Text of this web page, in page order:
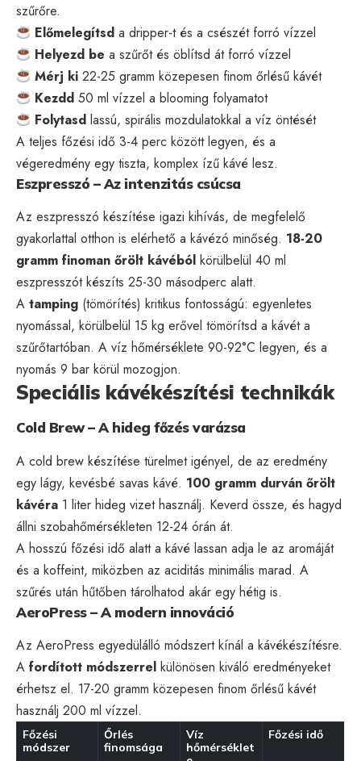
szűrőre.
Előmelegítsd a dripper-t és a csészét forró vízzel
Helyezd be a szűrőt és öblítsd át forró vízzel
Mérj ki 22-25 gramm közepesen finom őrlésű kávét
Kezdd 50 ml vízzel a blooming folyamatot
Folytasd lassú, spirális mozdulatokkal a víz öntését
A teljes főzési idő 3-4 perc között legyen, és a
végeredmény egy tiszta, komplex ízű kávé lesz.
Eszpresszó – Az intenzitás csúcsa
Az eszpresszó készítése igazi kihívás, de megfelelő
gyakorlattal otthon is elérhető a kávézó minőség. 18-20
gramm finoman őrölt kávéból körülbelül 40 ml
eszpresszót készíts 25-30 másodperc alatt.
A tamping (tömörítés) kritikus fontosságú: egyenletes
nyomással, körülbelül 15 kg erővel tömörítsd a kávét a
szűrőtartóban. A víz hőmérséklete 90-92°C legyen, és a
nyomás 9 bar körül mozogjon.
Speciális kávékészítési technikák
Cold Brew – A hideg főzés varázsa
A cold brew készítése türelmet igényel, de az eredmény
egy lágy, kevésbé savas kávé. 100 gramm durván őrölt
kávéra 1 liter hideg vizet használj. Keverd össze, és hagyd
állni szobahőmérsékleten 12-24 órán át.
A hosszú főzési idő alatt a kávé lassan adja le az aromáját
és a koffeint, miközben az aciditás minimális marad. A
szűrés után hűtőben tárolhatod akár egy hétig is.
AeroPress – A modern innováció
Az AeroPress egyedülálló módszert kínál a kávékészítésre.
A fordított módszerrel különösen kiváló eredményeket
érhetsz el. 17-20 gramm közepesen finom őrlésű kávét
használj 200 ml vízzel.
Főzési
módszer
Őrlés
finomsága
Víz
hőmérséklet
Főzési idő